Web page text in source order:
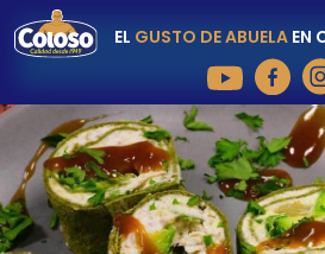
EL GUSTO DE ABUELAEN